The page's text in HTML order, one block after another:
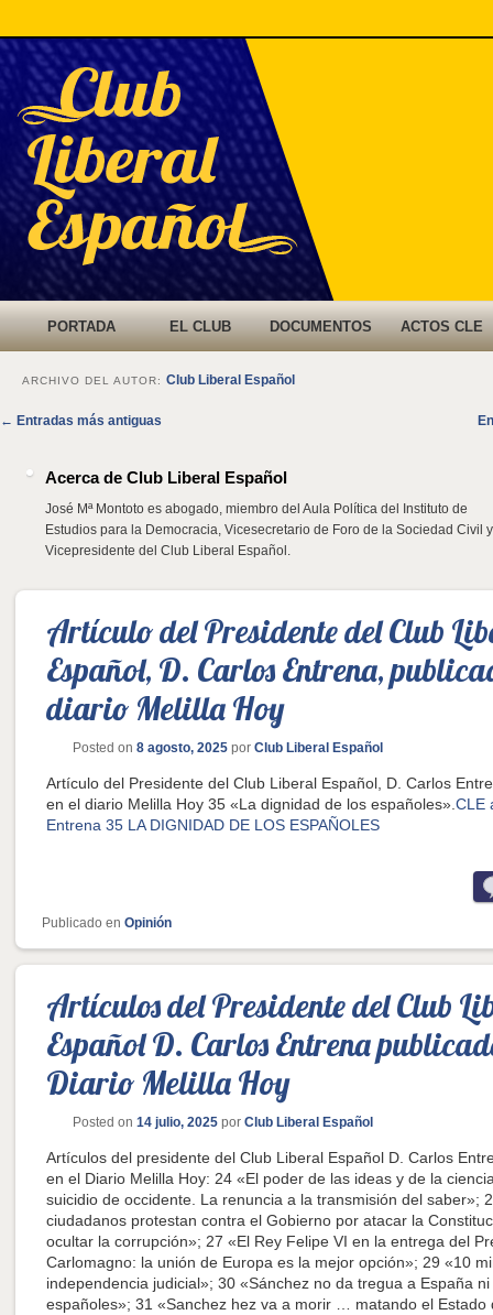
principalIR AL
CONTENIDO
PRINCIPAL
IR AL
CONTENIDO
SECUNDARIO
PORTADA EL CLUB DOCUMENTOS ACTOS CLE
ARCHIVO DEL AUTOR: Club Liberal Español
Navegación
← Entradas más antiguas
Acerca de Club Liberal Español
José Mª Montoto es abogado, miembro del Aula Política del Instituto de
Estudios para la Democracia, Vicesecretario de Foro de la Sociedad Civil y
Vicepresidente del Club Liberal Español.
Artículo del Presidente del Club
Español, D. Carlos Entrena,
diario Melilla Hoy
Posted on 8 agosto, 2025 por Club Liberal Español
Artículo del Presidente del Club Liberal Español, D. Carlos
en el diario Melilla Hoy 35 «La dignidad de los españoles». CLE
Entrena 35 LA DIGNIDAD DE LOS ESPAÑOLES
Publicado en Opinión
Artículos del Presidente del Club
Español D. Carlos Entrena
Diario Melilla Hoy
Posted on 14 julio, 2025 por Club Liberal Español
Artículos del presidente del Club Liberal Español D. Carlos
en el Diario Melilla Hoy: 24 «El poder de las ideas y de la
suicidio de occidente. La renuncia a la transmisión del saber»;
ciudadanos protestan contra el Gobierno por atacar la
ocultar la corrupción»; 27 «El Rey Felipe VI en la entrega del
Carlomagno: la unión de Europa es la mejor opción»; 29 «10
independencia judicial»; 30 «Sánchez no da tregua a España
españoles»; 31 «Sanchez hez va a morir … matando el Estado